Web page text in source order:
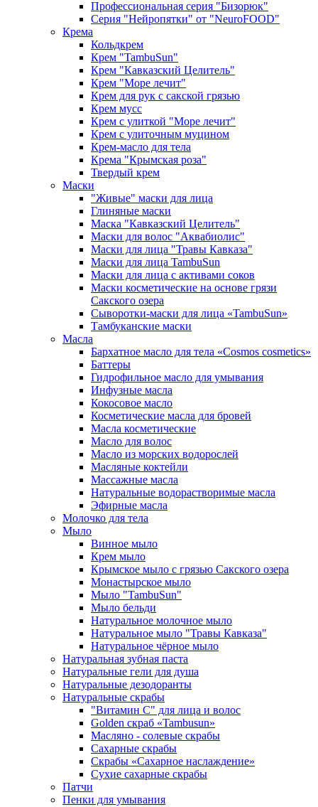
Профессиональная серия "Бизорюк"
Серия "Нейропятки" от "NeuroFOOD"
Крема
Кольдкрем
Крем "TambuSun"
Крем "Кавказский Целитель"
Крем "Море лечит"
Крем для рук с сакской грязью
Крем мусс
Крем с улиткой "Море лечит"
Крем с улиточным муцином
Крем-масло для тела
Крема "Крымская роза"
Твердый крем
Маски
"Живые" маски для лица
Глиняные маски
Маска "Кавказский Целитель"
Маски для волос "Аквабиолис"
Маски для лица "Травы Кавказа"
Маски для лица TambuSun
Маски для лица с активами соков
Маски косметические на основе грязи
Сакского озера
Сыворотки-маски для лица «TambuSun»
Тамбуканские маски
Масла
Бархатное масло для тела «Cosmos cosmetics»
Баттеры
Гидрофильное масло для умывания
Инфузные масла
Кокосовое масло
Косметические масла для бровей
Масла косметические
Масло для волос
Масло из морских водорослей
Масляные коктейли
Массажные масла
Натуральные водорастворимые масла
Эфирные масла
Молочко для тела
Мыло
Винное мыло
Крем мыло
Крымское мыло с грязью Сакского озера
Монастырское мыло
Мыло "TambuSun"
Мыло бельди
Натуральное молочное мыло
Натуральное мыло "Травы Кавказа"
Натуральное чёрное мыло
Натуральная зубная паста
Натуральные гели для душа
Натуральные дезодоранты
Натуральные скрабы
"Витамин С" для лица и волос
Golden скраб «Tambusun»
Масляно - солевые скрабы
Сахарные скрабы
Скрабы «Сахарное наслаждение»
Сухие сахарные скрабы
Патчи
Пенки для умывания